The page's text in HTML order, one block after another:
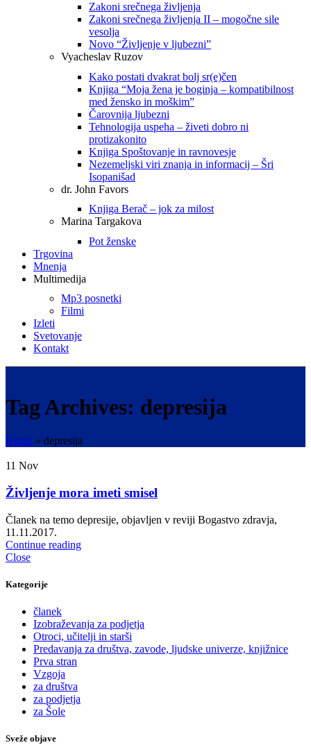
Zakoni srečnega življenja
Zakoni srečnega življenja II – mogočne sile
vesolja
Novo “Življenje v ljubezni”
Vyacheslav Ruzov
Kako postati dvakrat bolj sr(e)čen
Knjiga “Moja žena je boginja – kompatibilnost
med žensko in moškim”
Čarovnija ljubezni
Tehnologija uspeha – živeti dobro ni
protizakonito
Knjiga Spoštovanje in ravnovesje
Nezemeljski viri znanja in informacij – Šri
Isopanišad
dr. John Favors
Knjiga Berač – jok za milost
Marina Targakova
Pot ženske
Trgovina
Mnenja
Multimedija
Mp3 posnetki
Filmi
Izleti
Svetovanje
Kontakt
Tag Archives: depresija
Home » depresija
11 Nov
Življenje mora imeti smisel
Članek na temo depresije, objavljen v reviji Bogastvo zdravja,
11.11.2017.
Continue reading
Close
Kategorije
članek
Izobraževanja za podjetja
Otroci, učitelji in starši
Predavanja za društva, zavode, ljudske univerze, knjižnice
Prva stran
Vzgoja
za društva
za podjetja
za Šole
Sveže objave